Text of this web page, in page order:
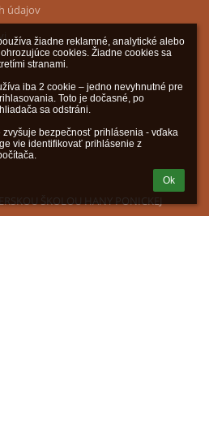
žiadne reklamné, analytické alebo
cookies. Žiadne cookies sa
stranami.
iba 2 cookie – jedno nevyhnutné pre
Toto je dočasné, po
sa odstráni.
zvyšuje bezpečnosť prihlásenia - vďaka
vie identifikovať prihlásenie z
Ok
údajov
ŠKOLOU HANY PONICKEJ